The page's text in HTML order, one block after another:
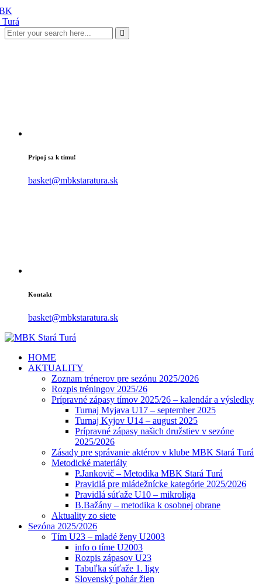
Pripoj sa k tímu!
basket@mbkstaratura.sk
Kontakt
basket@mbkstaratura.sk
HOME
AKTUALITY
Zoznam trénerov pre sezónu 2025/2026
Rozpis tréningov 2025/26
Prípravné zápasy tímov 2025/26 – kalendár a výsledky
Turnaj Myjava U17 – september 2025
Turnaj Kyjov U14 – august 2025
Prípravné zápasy našich družstiev v sezóne
2025/2026
Zásady pre správanie aktérov v klube MBK Stará Turá
Metodické materiály
P.Jankovič – Metodika MBK Stará Turá
Pravidlá pre mládežnícke kategórie 2025/2026
Pravidlá súťaže U10 – mikroliga
B.Bažány – metodika k osobnej obrane
Aktuality zo siete
Sezóna 2025/2026
Tím U23 – mladé ženy U2003
info o tíme U2003
Rozpis zápasov U23
Tabuľka súťaže 1. ligy
Slovenský pohár žien